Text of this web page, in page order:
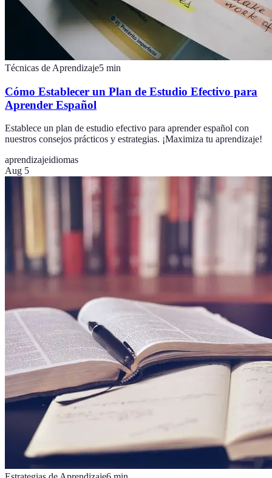
Técnicas de Aprendizaje5 min
Cómo Establecer un Plan de Estudio Efectivo para
Aprender Español
Establece un plan de estudio efectivo para aprender español con
nuestros consejos prácticos y estrategias. ¡Maximiza tu aprendizaje!
aprendizajeidiomas
Aug 5